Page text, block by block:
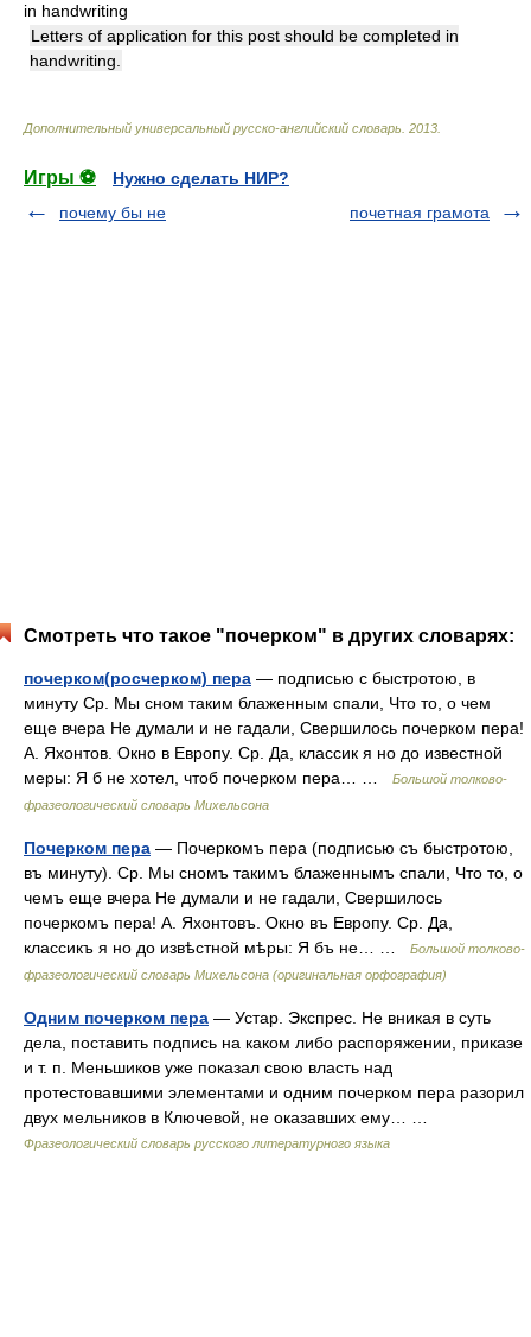
in handwriting
Letters of application for this post should be completed in
handwriting.
Дополнительный универсальный русско-английский словарь 2013
Игры ⚽
Нужно сделать НИР?
почему бы не
почетная грамота
Смотреть что такое "почерком" в других словарях:
почерком(росчерком) пера — подписью с быстротою, в
минуту Ср. Мы сном таким блаженным спали, Что то, о чем
еще вчера Не думали и не гадали, Свершилось почерком пера!
А. Яхонтов. Окно в Европу. Ср. Да, классик я но до известной
меры: Я б не хотел, чтоб почерком пера… …
Большой толково-
фразеологический словарь Михельсона
Почерком пера — Почеркомъ пера (подписью съ быстротою,
въ минуту). Ср. Мы сномъ такимъ блаженнымъ спали, Что то, о
чемъ еще вчера Не думали и не гадали, Свершилось
почеркомъ пера! А. Яхонтовъ. Окно въ Европу. Ср. Да,
классикъ я но до извѣстной мѣры: Я бъ не… …
Большой толково-
фразеологический словарь Михельсона (оригинальная орфография)
Одним почерком пера — Устар. Экспрес. Не вникая в суть
дела, поставить подпись на каком либо распоряжении, приказе
и т. п. Меньшиков уже показал свою власть над
протестовавшими элементами и одним почерком пера разорил
двух мельников в Ключевой, не оказавших ему… …
Фразеологический словарь русского литературного языка